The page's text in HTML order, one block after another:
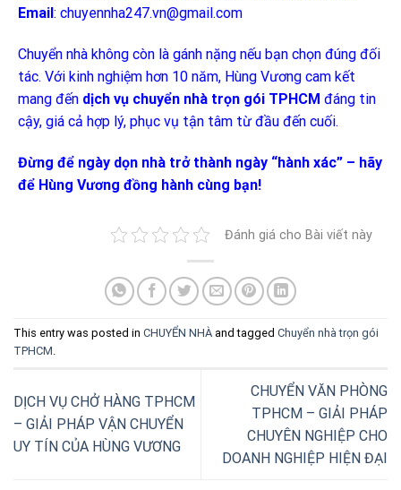
Email: chuyennha247.vn@gmail.com
Chuyển nhà không còn là gánh nặng nếu bạn chọn đúng đối
tác. Với kinh nghiệm hơn 10 năm, Hùng Vương cam kết
mang đến dịch vụ chuyển nhà trọn gói TPHCM đáng tin
cậy, giá cả hợp lý, phục vụ tận tâm từ đầu đến cuối.
Đừng để ngày dọn nhà trở thành ngày “hành xác” – hãy
để Hùng Vương đồng hành cùng bạn!
Đánh giá cho Bài viết này
This entry was posted in CHUYỂN NHÀ and tagged Chuyển nhà trọn gói
TPHCM.
DỊCH VỤ CHỞ HÀNG TPHCM
– GIẢI PHÁP VẬN CHUYỂN
UY TÍN CỦA HÙNG VƯƠNG
CHUYỂN VĂN PHÒNG
TPHCM – GIẢI PHÁP
CHUYÊN NGHIỆP CHO
DOANH NGHIỆP HIỆN ĐẠI